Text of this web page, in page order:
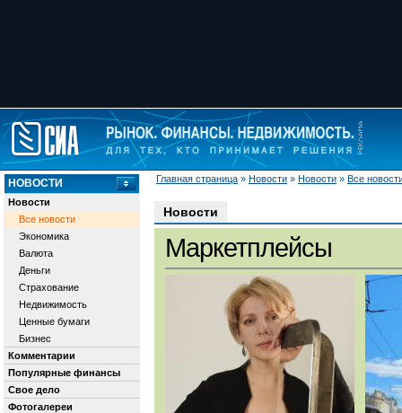
Главная страница » Новости » Новости » Все
НОВОСТИ
Новости
Все новости
Экономика
Валюта
Деньги
Страхование
Недвижимость
Ценные бумаги
Бизнес
Комментарии
Популярные финансы
Свое дело
Фотогалереи
Новости
Маркетплейсы